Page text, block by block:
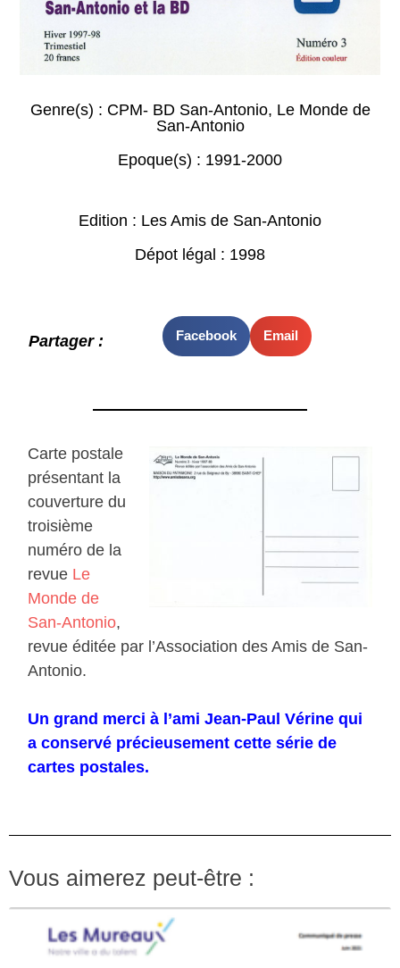
Genre(s) : CPM- BD San-Antonio, Le Monde de
San-Antonio
Epoque(s) : 1991-2000
Edition : Les Amis de San-Antonio
Dépot légal : 1998
Partager : Facebook Email
Carte postale
présentant la
couverture du
troisième
numéro de la
revue Le
Monde de
San-Antonio,
revue éditée par l’Association des Amis de San-
Antonio.
Un grand merci à l’ami Jean-Paul Vérine qui
a conservé précieusement cette série de
cartes postales.
Vous aimerez peut-être :